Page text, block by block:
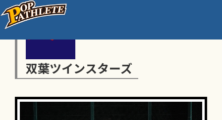
双葉ツインスターズ